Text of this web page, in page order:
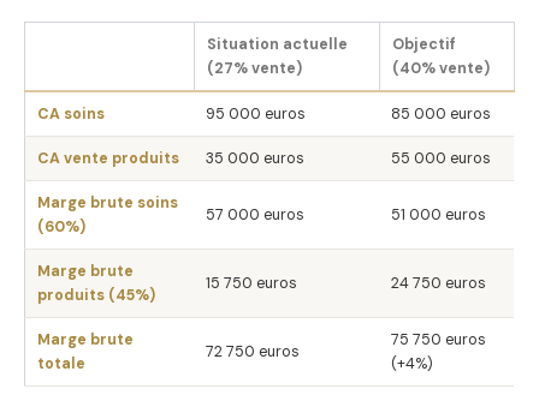
Situation actuelle
(27% vente)
Objectif
(40% vente)
CA soins 95 000 euros 85 000 euros
CA vente produits 35 000 euros 55 000 euros
Marge brute soins
(60%)
57 000 euros 51 000 euros
Marge brute
produits (45%)
15 750 euros 24 750 euros
Marge brute
totale
72 750 euros
75 750 euros
(+4%)